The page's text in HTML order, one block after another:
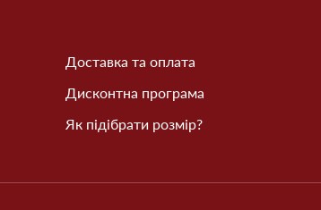
Доставка та оплата
Дисконтна програма
Як підібрати розмір?